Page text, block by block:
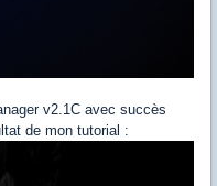
v2.1C avec succès
de mon tutorial :